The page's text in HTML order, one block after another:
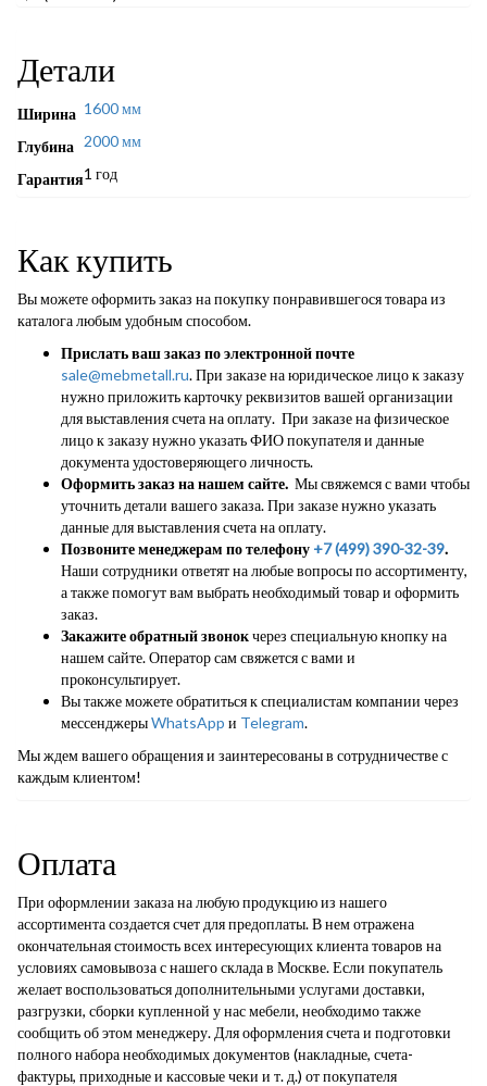
Детали
Ширина 1600 мм
Глубина 2000 мм
Гарантия1 год
Как купить
Вы можете оформить заказ на покупку понравившегося товара из
каталога любым удобным способом.
Прислать ваш заказ по электронной почте
sale@mebmetall.ru. При заказе на юридическое лицо к заказу
нужно приложить карточку реквизитов вашей организации
для выставления счета на оплату. При заказе на физическое
лицо к заказу нужно указать ФИО покупателя и данные
документа удостоверяющего личность.
Оформить заказ на нашем сайте. Мы свяжемся с вами чтобы
уточнить детали вашего заказа. При заказе нужно указать
данные для выставления счета на оплату.
Позвоните менеджерам по телефону +7 (499) 390-32-39.
Наши сотрудники ответят на любые вопросы по ассортименту,
а также помогут вам выбрать необходимый товар и оформить
заказ.
Закажите обратный звонокчерез специальную кнопку на
нашем сайте. Оператор сам свяжется с вами и
проконсультирует.
Вы также можете обратиться к специалистам компании через
мессенджерыWhatsApp и Telegram.
Мы ждем вашего обращения и заинтересованы в сотрудничестве с
каждым клиентом!
Оплата
При оформлении заказа на любую продукцию из нашего
ассортимента создается счет для предоплаты. В нем отражена
окончательная стоимость всех интересующих клиента товаров на
условиях самовывоза с нашего склада в Москве. Если покупатель
желает воспользоваться дополнительными услугами доставки,
разгрузки, сборки купленной у нас мебели, необходимо также
сообщить об этом менеджеру. Для оформления счета и подготовки
полного набора необходимых документов (накладные, счета-
фактуры, приходные и кассовые чеки и т. д.) от покупателя